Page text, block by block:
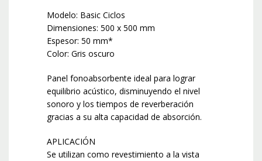
Modelo: Basic Ciclos
Dimensiones: 500 x 500 mm
Espesor: 50 mm*
Color: Gris oscuro
Panel fonoabsorbente ideal para lograr
equilibrio acústico, disminuyendo el nivel
sonoro y los tiempos de reverberación
gracias a su alta capacidad de absorción.
APLICACIÓN
Se utilizan como revestimiento a la vista